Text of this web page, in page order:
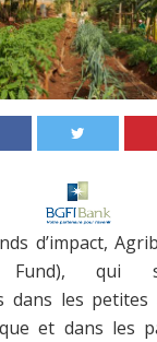
d’impact,
Fund), qui
dans les
et dans les